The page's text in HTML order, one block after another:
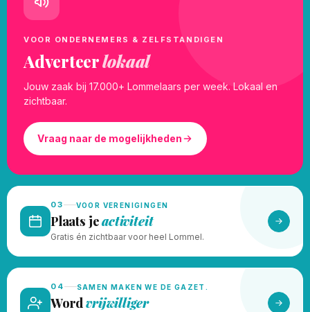
VOOR ONDERNEMERS & ZELFSTANDIGEN
Adverteerlokaal
Jouw zaak bij 17.000+ Lommelaars per week. Lokaal en
zichtbaar.
Vraag naar de mogelijkheden
03 VOOR VERENIGINGEN
Plaats jeactiviteit
Gratis én zichtbaar voor heel Lommel.
04 SAMEN MAKEN WE DE GAZET.
Wordvrijwilliger